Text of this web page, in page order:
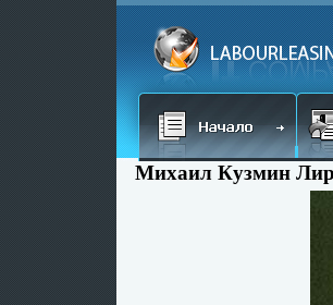
Михаил Кузмин